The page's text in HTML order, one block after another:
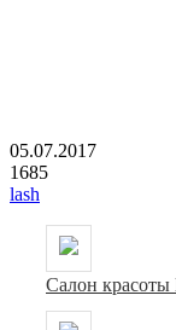
05.07.2017
1685
lash
Салон